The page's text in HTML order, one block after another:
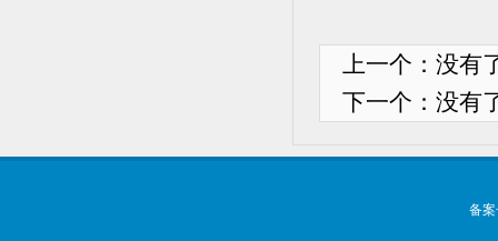
上一个：没有
下一个：没有
备